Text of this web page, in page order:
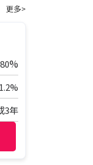
更多>
%
3年